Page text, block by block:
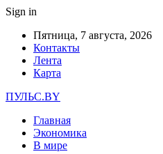
Sign in
Пятница, 7 августа, 2026
Контакты
Лента
Карта
ПУЛЬС.BY
Главная
Экономика
В мире